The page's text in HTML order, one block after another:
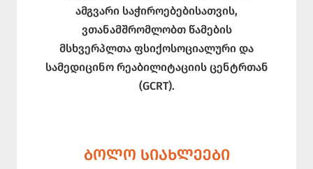
ამგვარი საჭიროებებისათვის,
ვთანამშრომლობთ წამების
მსხვერპლთა ფსიქოსოციალური და
სამედიცინო რეაბილიტაციის ცენტრთან
(GCRT).
ᲑᲝᲚᲝ ᲡᲘᲐᲮᲚᲔᲔᲑᲘ